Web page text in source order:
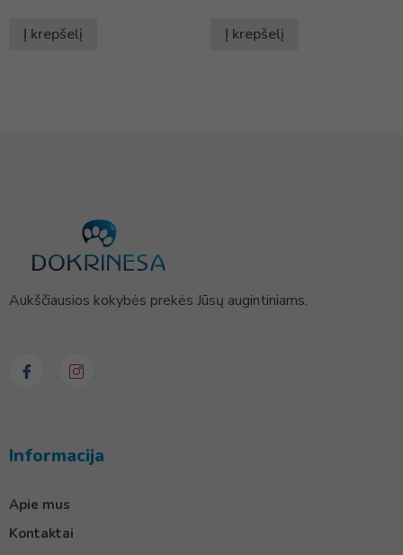
Į krepšelį Į krepšelį
Aukščiausios kokybės prekės Jūsų augintiniams.
Informacija
Apie mus
Kontaktai